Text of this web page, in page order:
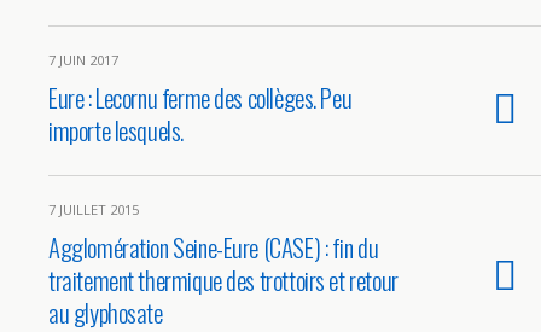
7 JUIN 2017
Eure : Lecornu ferme des collèges. Peu
importe lesquels.
7 JUILLET 2015
Agglomération Seine-Eure (CASE) : fin du
traitement thermique des trottoirs et retour
au glyphosate